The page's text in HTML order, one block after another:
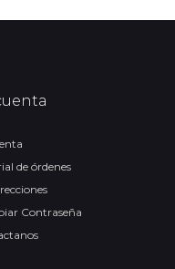
de órdenes
Contraseña